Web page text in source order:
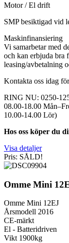
Motor / El drift
SMP besiktigad vid
Maskinfinansiering
Vi samarbetar med
och kan erbjuda bra
leasing/avbetalning
Kontakta oss idag
RING NU: 0250-
08.00-18.00
10.00-14.00 Lör)
Hos oss köper du
Visa detaljer
Pris: SÅLD!
Omme Mini
Omme Mini 12EJ
Årsmodell 2016
CE-märkt
El - Batteridriven
Vikt 1900kg